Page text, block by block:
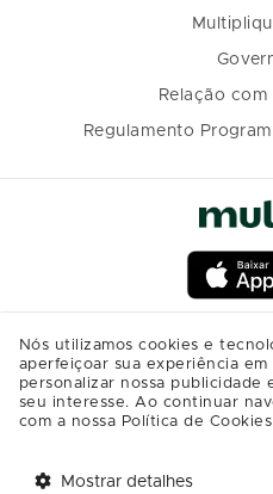
Relação
Regulamento
Nós utilizamos cookies e
aperfeiçoar sua experiência em
personalizar nossa publicidade
seu interesse. Ao continuar
com a nossa Política de
Mostrar detalhes